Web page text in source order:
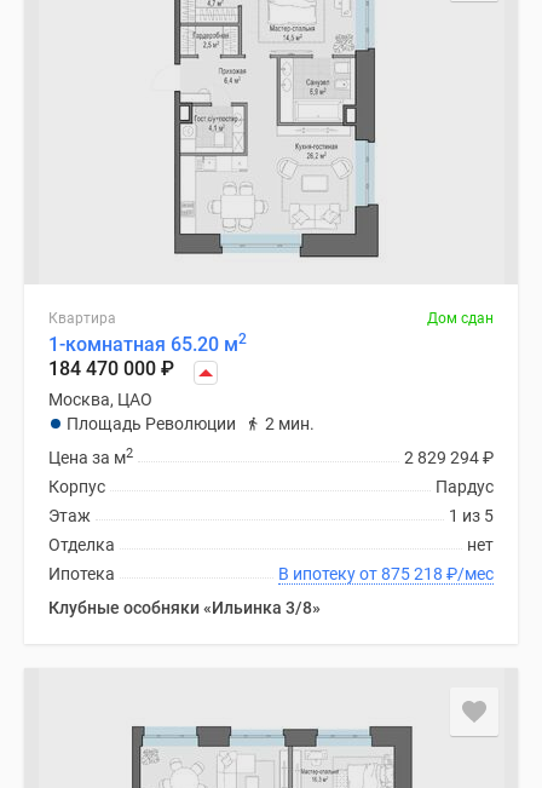
Квартира Дом сдан
1-комнатная 65.20 м2
184 470 000 ₽
Москва, ЦАО
Площадь Революции
2 мин.
2 829 294₽
Цена за м2
Пардус
Корпус
1 из 5
Этаж
нет
Отделка
В ипотеку от 875 218 ₽/мес
Ипотека
Клубные особняки «Ильинка 3/8»